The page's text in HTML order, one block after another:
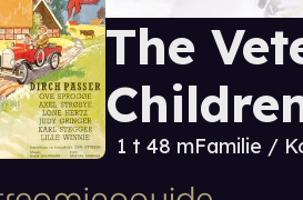
The
1 t 48 mFamilie /